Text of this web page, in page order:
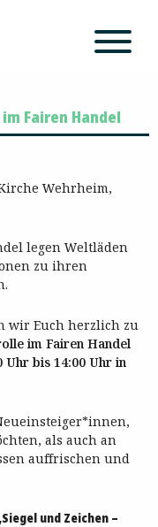
Fairen Handel
Wehrheim,
legen Weltläden
zu ihren
wir Euch herzlich zu
im Fairen Handel
Uhr bis 14:00 Uhr in
als auch an
auffrischen und
und Zeichen –